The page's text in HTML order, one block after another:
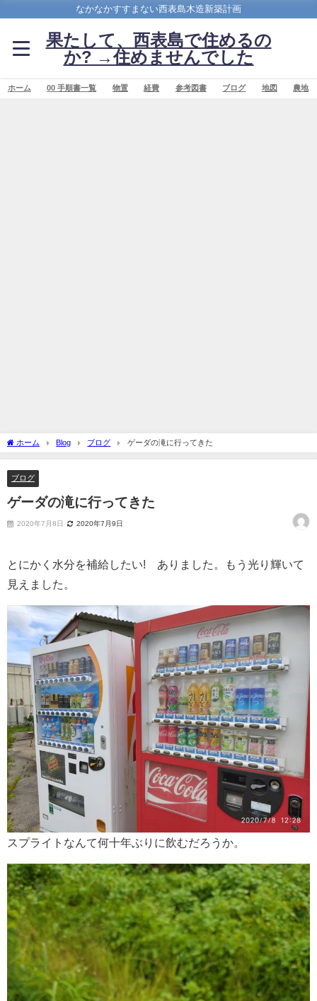
なかなかすすまない西表島木造新築計画
果たして、西表島で住めるの
か? →住めませんでした
ホーム 00 手順書一覧 物置 経費 参考図書 ブログ 地図 農地
ホーム Blog ブログ ゲーダの滝に行ってきた
ブログ
ゲーダの滝に行ってきた
2020年7月8日 2020年7月9日
とにかく水分を補給したい! ありました。もう光り輝いて
見えました。
スプライトなんて何十年ぶりに飲むだろうか。